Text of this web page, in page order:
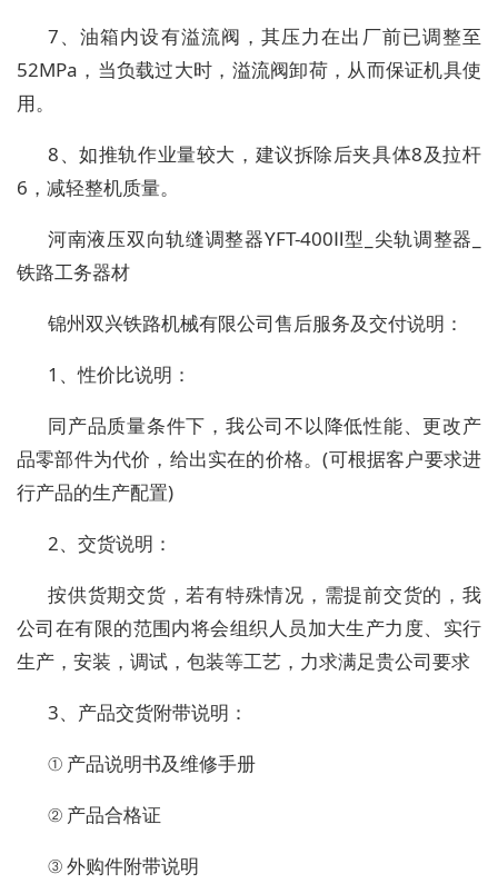
7、油箱内设有溢流阀，其压力在出厂前已调整至
52MPa，当负载过大时，溢流阀卸荷，从而保证机具使
用。
8、如推轨作业量较大，建议拆除后夹具体8及拉杆
6，减轻整机质量。
河南液压双向轨缝调整器YFT-400Ⅱ型_尖轨调整器_
铁路工务器材
锦州双兴铁路机械有限公司售后服务及交付说明：
1、性价比说明：
同产品质量条件下，我公司不以降低性能、更改产
品零部件为代价，给出实在的价格。(可根据客户要求进
行产品的生产配置)
2、交货说明：
按供货期交货，若有特殊情况，需提前交货的，我
公司在有限的范围内将会组织人员加大生产力度、实行
生产，安装，调试，包装等工艺，力求满足贵公司要求
3、产品交货附带说明：
① 产品说明书及维修手册
② 产品合格证
③ 外购件附带说明